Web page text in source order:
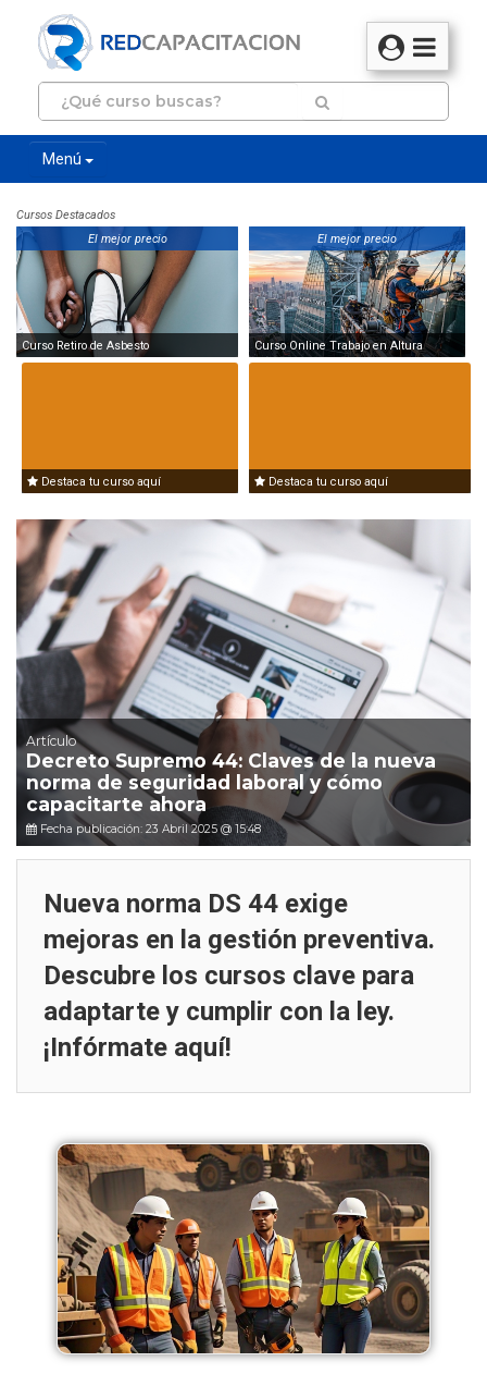
Menú
Cursos Destacados
El mejor precio
Curso Retiro de Asbesto
El mejor precio
Curso Online Trabajo en Altura
Destaca tu curso aquí Destaca tu curso aquí
Artículo
Decreto Supremo 44: Claves de la nueva
norma de seguridad laboral y cómo
capacitarte ahora
Fecha publicación: 23 Abril 2025 @ 15:48
Nueva norma DS 44 exige
mejoras en la gestión preventiva.
Descubre los cursos clave para
adaptarte y cumplir con la ley.
¡Infórmate aquí!